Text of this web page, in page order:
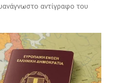
αντίγραφο του